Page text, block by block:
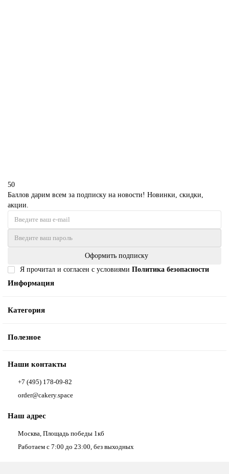
50
Баллов дарим всем за подписку на новости! Новинки, скидки,
акции.
Оформить подписку
Я прочитал и согласен с условиями Политика безопасности
Информация
Категория
Полезное
Наши контакты
+7 (495) 178-09-82
order@cakery.space
Наш адрес
Москва, Площадь победы 1кб
Работаем с 7:00 до 23:00, без выходных